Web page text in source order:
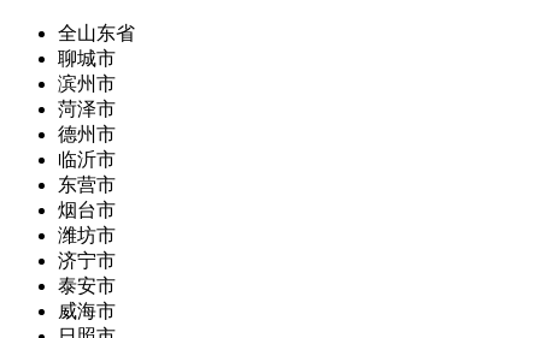
全山东省
聊城市
滨州市
菏泽市
德州市
临沂市
东营市
烟台市
潍坊市
济宁市
泰安市
威海市